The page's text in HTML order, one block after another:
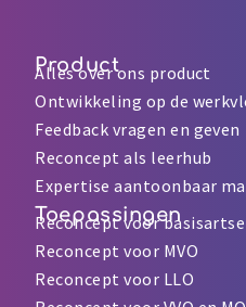
Product
Alles over ons product
Ontwikkeling op de
Feedback vragen en geven
Reconcept als leerhub
Expertise aantoonbaar
Toepassingen
Reconcept voor
Reconcept voor MVO
Reconcept voor LLO